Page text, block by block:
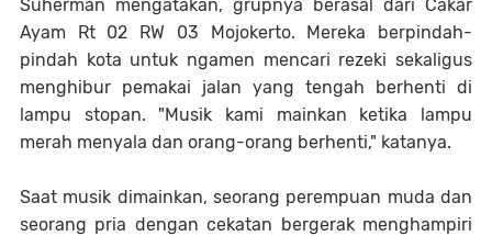
Suherman mengatakan, grupnya berasal dari Cakar
Ayam Rt 02 RW 03 Mojokerto. Mereka berpindah-
pindah kota untuk ngamen mencari rezeki sekaligus
menghibur pemakai jalan yang tengah berhenti di
lampu stopan. "Musik kami mainkan ketika lampu
merah menyala dan orang-orang berhenti," katanya.
Saat musik dimainkan, seorang perempuan muda dan
seorang pria dengan cekatan bergerak menghampiri